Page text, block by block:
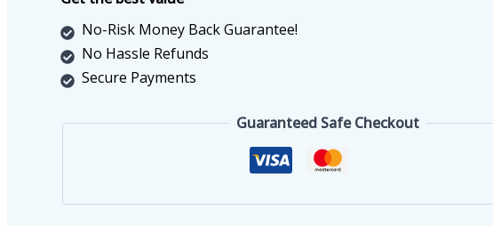
للمنزل
من
الفولاذ
للصدأ
No-Risk Money Back Guarantee!
No Hassle Refunds
Secure Payments
Guaranteed Safe Checkout